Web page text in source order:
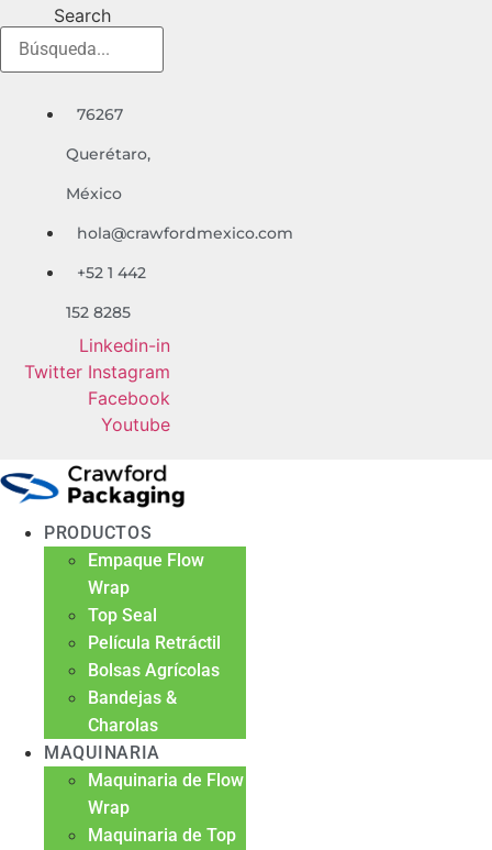
contenido
Search
76267
Querétaro,
México
hola@crawfordmexico.com
+52 1 442
152 8285
Linkedin-in
Twitter Instagram
Facebook
Youtube
PRODUCTOS
Empaque Flow
Wrap
Top Seal
Película Retráctil
Bolsas Agrícolas
Bandejas &
Charolas
MAQUINARIA
Maquinaria de Flow
Wrap
Maquinaria de Top